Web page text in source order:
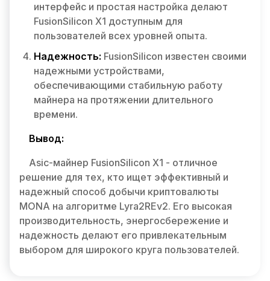
интерфейс и простая настройка делают
FusionSilicon X1 доступным для
пользователей всех уровней опыта.
Надежность: FusionSilicon известен своими
надежными устройствами,
обеспечивающими стабильную работу
майнера на протяжении длительного
времени.
Вывод:
Asic-майнер FusionSilicon X1 - отличное
решение для тех, кто ищет эффективный и
надежный способ добычи криптовалюты
MONA на алгоритме Lyra2REv2. Его высокая
производительность, энергосбережение и
надежность делают его привлекательным
выбором для широкого круга пользователей.